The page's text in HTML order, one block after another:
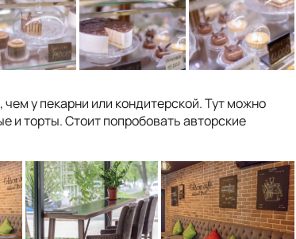
у пекарни или кондитерской. Тут можно
и торты. Стоит попробовать авторские